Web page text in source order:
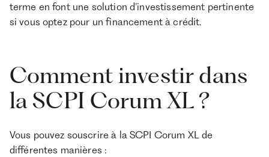
terme en font une solution d’investissement pertinente
si vous optez pour un financement à crédit.
Comment investir dans
la SCPI Corum XL ?
Vous pouvez souscrire à la SCPI Corum XL de
différentes manières :